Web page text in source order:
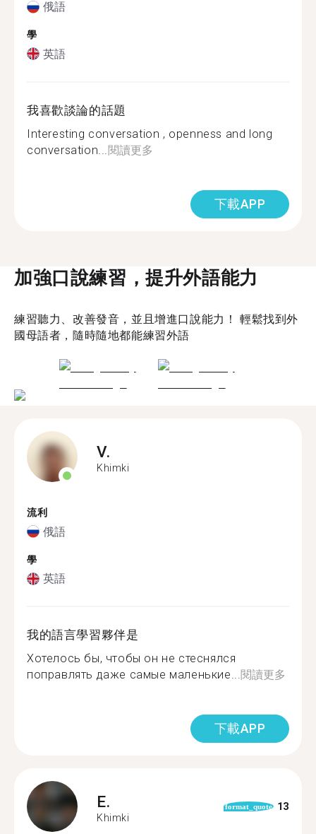
俄語
學
英語
我喜歡談論的話題
Interesting conversation , openness and long
conversation... 閱讀更多
下載APP
加強口說練習，提升外語能力
練習聽力、改善發音，並且增進口說能力！ 輕鬆找到外
國母語者，隨時隨地都能練習外語
V.
Khimki
流利
俄語
學
英語
我的語言學習夥伴是
Хотелось бы, чтобы он не стеснялся
поправлять даже самые маленькие...閱讀更多
下載APP
E.
Khimki
format_quote 13